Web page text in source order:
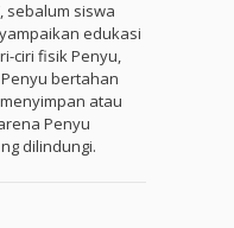
sebalum siswa
edukasi
ciri fisik Penyu,
bertahan
atau
Penyu
dilindungi.